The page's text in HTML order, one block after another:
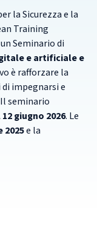
la Sicurezza e la
Training
Seminario di
e artificiale e
è rafforzare la
impegnarsi e
seminario
12 giugno 2026. Le
2025e la